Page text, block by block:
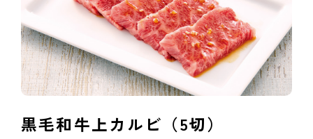
黒毛和牛上カルビ（5切）